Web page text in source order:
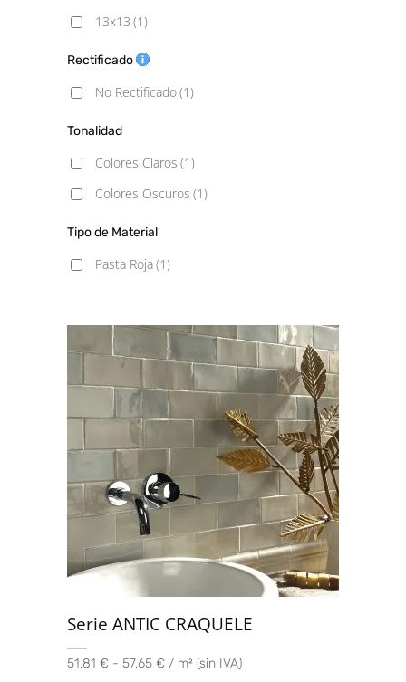
13x13 (1)
Rectificado
No Rectificado(1)
Tonalidad
Colores Claros (1)
Colores Oscuros (1)
Tipo de Material
Pasta Roja(1)
Serie ANTIC CRAQUELE
51,81 € - 57,65 € / m² (sin IVA)